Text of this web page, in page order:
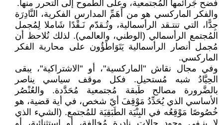
فضح جَرائمها المُجتمعية، وعلى الطموح إلى التحرر منها.
والفكر الماركسي هو من أَهَمِّ المدارس الفكرية، النَّادِرَة
جِدًّا، التي تنتـقد الرأسمالية، وتُـقدّم نَـقْدًا شَاملا لِمُجمل
المُجتمع الرأسمالي (الوطني، والعالمي). لذلك نُلاحظ أن
مُجمل أنصار الرأسمالية يَتَوَاطَؤُون على محاربة الفكر
الماركسي.
وفي مجال نقاش "الماركسية"، أو "الاشتراكية"، يبقى
الحِيَّادُ شبه مُستحيل. فكل موقف سياسي يناصر
بالضَّرورة مصالح طَبقة مُجتمعية مُحَدَّدة. والعُنْصُر
الأساسي الذي يُحَدِّدُ مَوْقِفَ أيّ شخص، في أية قضية، هو
خُصُوصًا مَوْقِعُه في البِنْيَة الطَبَقِيَة للمُجتمع. (الشيء الذي